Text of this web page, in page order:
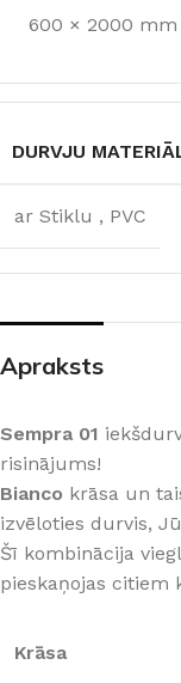
600 × 2000 mm
DURVJU
ar Stiklu , PVC
Apraksts
Sempra 01
risinājums!
Bianco krāsa un
izvēloties durvis,
Šī kombinācija
pieskaņojas citiem
Krāsa